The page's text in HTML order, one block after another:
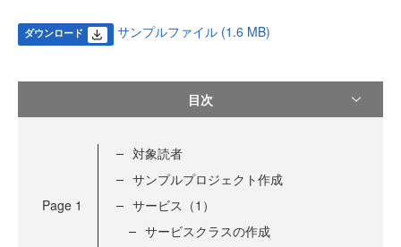
ダウンロード サンプルファイル (1.6 MB)
目次
Page 1
対象読者
サンプルプロジェクト作成
サービス（1）
サービスクラスの作成